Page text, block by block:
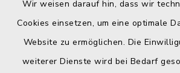
Wir weisen darauf hin, dass wir
Cookies einsetzen, um eine optimale
Website zu ermöglichen. Die
weiterer Dienste wird bei Bedarf